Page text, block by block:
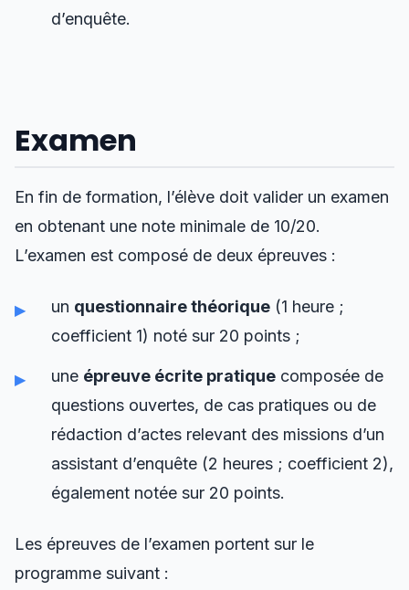
d’enquête.
Examen
En fin de formation, l’élève doit valider un examen
en obtenant une note minimale de 10/20.
L’examen est composé de deux épreuves :
un questionnaire théorique (1 heure ;
coefficient 1) noté sur 20 points ;
une épreuve écrite pratique composée de
questions ouvertes, de cas pratiques ou de
rédaction d’actes relevant des missions d’un
assistant d’enquête (2 heures ; coefficient 2),
également notée sur 20 points.
Les épreuves de l’examen portent sur le
programme suivant :